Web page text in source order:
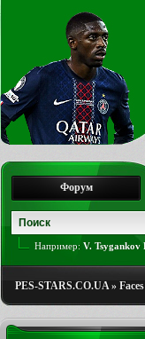
Форум
Например: V. Tsygankov
PES-STARS.CO.UA»